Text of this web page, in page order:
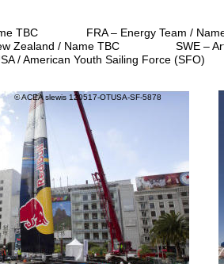
TBC
FRA – Energy Team /
Zealand / Name TBC
SWE –
/ American Youth Sailing Force (SFO)
© ACEA slewis 120517-OTUSA-SF-5878